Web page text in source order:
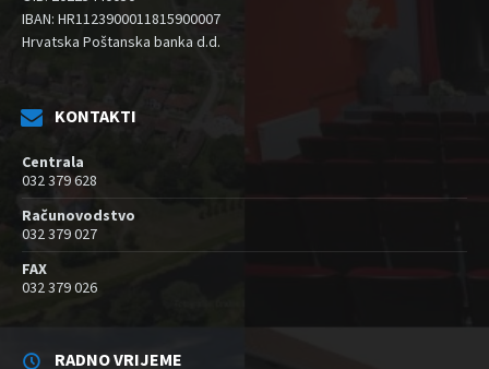
IBAN: HR1123900011815900007
Hrvatska Poštanska banka d.d.
KONTAKTI
Centrala
032 379 628
Računovodstvo
032 379 027
FAX
032 379 026
RADNO VRIJEME